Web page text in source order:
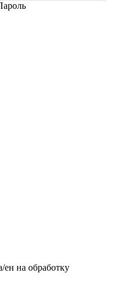
ен на обработку